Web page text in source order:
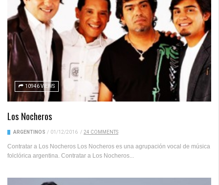
10946 VIEWS
Los Nocheros
ARGENTINOS / 01/12/2016 / 24 COMMENTS
Contratar a Los Nocheros Los Nocheros es una agrupación vocal de música
folclórica argentina. Contratar a Los Nocheros...